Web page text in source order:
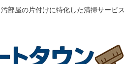
部屋の片付けに特化した清掃サービ